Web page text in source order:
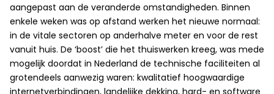
aangepast aan de veranderde omstandigheden. Binnen
enkele weken was op afstand werken het nieuwe normaal:
in de vitale sectoren op anderhalve meter en voor de rest
vanuit huis. De ‘boost’ die het thuiswerken kreeg, was mede
mogelijk doordat in Nederland de technische faciliteiten al
grotendeels aanwezig waren: kwalitatief hoogwaardige
internetverbindingen, landelijke dekking, hard- en software